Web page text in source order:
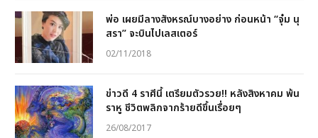
พ่อ เผยมีลางสังหรณ์บางอย่าง ก่อนหน้า “จุ๋ม นุ
สรา” จะบินไปเลสเตอร์
02/11/2018
ข่าวดี 4 ราศีนี้ เตรียมตัวรวย!! หลังสิงหาคม พ้น
ราหู ชีวิตพลิกจากร้ายดีขึ้นเรื่อยๆ
26/08/2017